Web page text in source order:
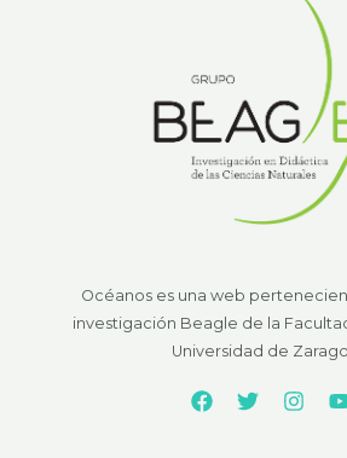
Océanos es una web
investigación Beagle de la
Universidad de